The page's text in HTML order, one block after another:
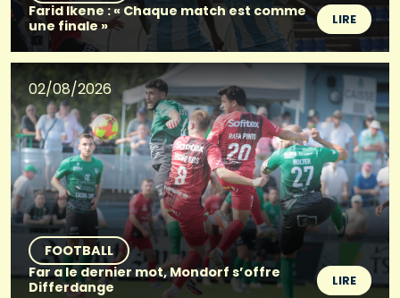
Farid Ikene : « Chaque match est comme
une finale »
LIRE
02/08/2026
FOOTBALL
Far a le dernier mot, Mondorf s’offre
Differdange
LIRE